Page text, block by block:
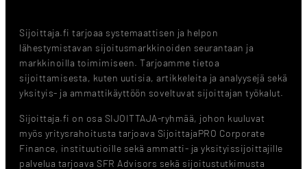
Sijoittaja.fi tarjoaa systemaattisen ja helpon
lähestymistavan sijoitusmarkkinoiden seurantaan ja
markkinoilla toimimiseen. Tarjoamme tietoa
sijoittamisesta, kuten uutisia, artikkeleita ja analyysejä sekä
yksityis- ja ammattikäyttöön soveltuvat sijoittajan työkalut.
Sijoittaja.fi on osa SIJOITTAJA-ryhmää, johon kuuluvat
myös yritysrahoitusta tarjoava SijoittajaPRO Corporate
Finance, instituutioille sekä ammatti- ja yksityissijoittajille
palvelua tarjoava SFR Advisors sekä sijoitustutkimusta